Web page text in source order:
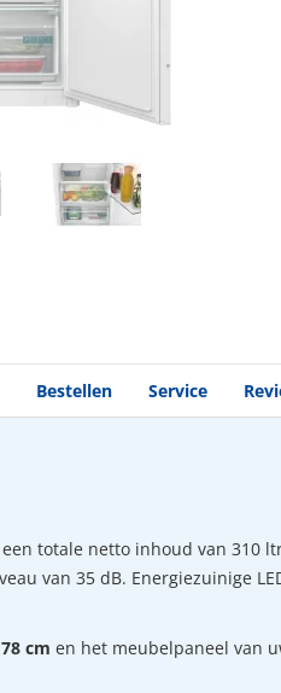
Bestellen Service
totale netto inhoud van 310
van 35 dB. Energiezuinige
cm en het meubelpaneel van